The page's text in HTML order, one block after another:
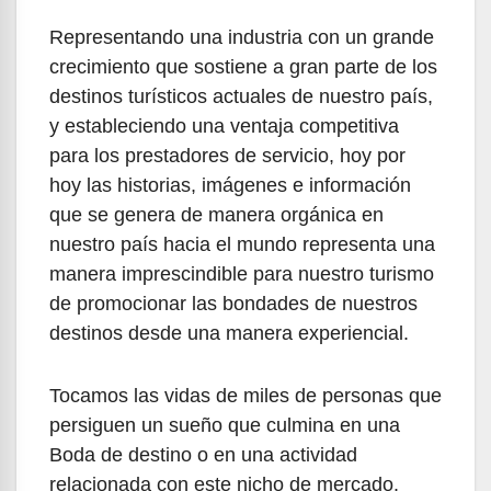
Representando una industria con un grande
crecimiento que sostiene a gran parte de los
destinos turísticos actuales de nuestro país,
y estableciendo una ventaja competitiva
para los prestadores de servicio, hoy por
hoy las historias, imágenes e información
que se genera de manera orgánica en
nuestro país hacia el mundo representa una
manera imprescindible para nuestro turismo
de promocionar las bondades de nuestros
destinos desde una manera experiencial.
Tocamos las vidas de miles de personas que
persiguen un sueño que culmina en una
Boda de destino o en una actividad
relacionada con este nicho de mercado.